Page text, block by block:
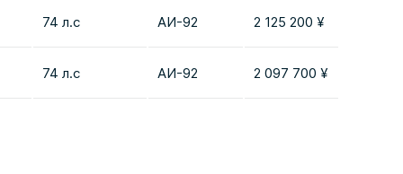
74 л.с AИ-92 2 125 200 ¥
74 л.с AИ-92 2 097 700 ¥